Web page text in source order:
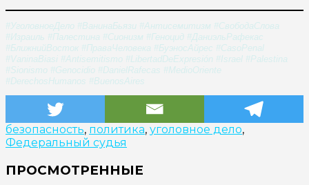
#УголовноеДело #ВанинаБьязи #Антисемитизм #СвободаСлова
#Израиль #Палестина #Сионизм #Геноцид #ДаниэльРафекас
#БлижнийВосток #ПраваЧеловека #БуэносАйрес #CasoPenal
#VaninaBiasi #Antisemitismo #LibertadDeExpresión #Israel #Palestina
#Sionismo #Genocidio #DanielRafecas #MedioOriente
#DerechosHumanos #BuenosAires
безопасность, политика, уголовное дело,
Федеральный судья
ПРОСМОТРЕННЫЕ